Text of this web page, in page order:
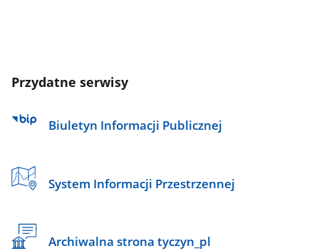
Przydatne serwisy
Biuletyn Informacji Publicznej
System Informacji Przestrzennej
Archiwalna strona tyczyn_pl